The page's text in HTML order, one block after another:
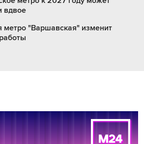
вдвое
метро "Варшавская" изменит